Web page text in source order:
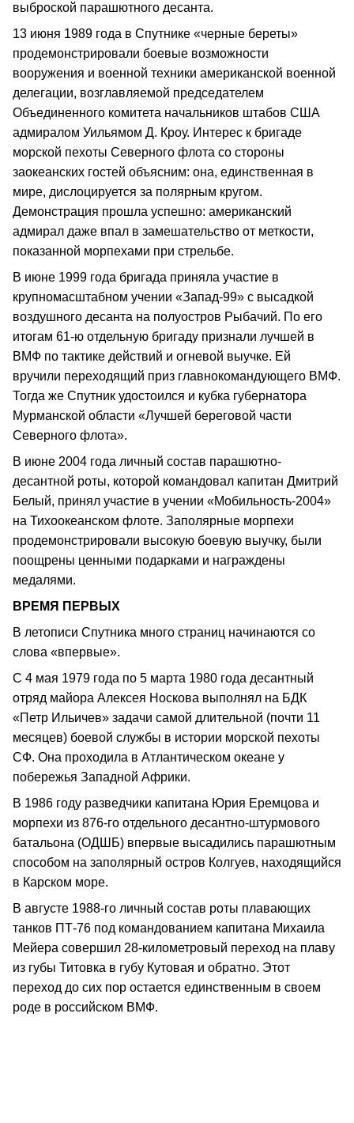
выброской парашютного десанта.
13 июня 1989 года в Спутнике «черные береты»
продемонстрировали боевые возможности
вооружения и военной техники американской военной
делегации, возглавляемой председателем
Объединенного комитета начальников штабов США
адмиралом Уильямом Д. Кроу. Интерес к бригаде
морской пехоты Северного флота со стороны
заокеанских гостей объясним: она, единственная в
мире, дислоцируется за полярным кругом.
Демонстрация прошла успешно: американский
адмирал даже впал в замешательство от меткости,
показанной морпехами при стрельбе.
В июне 1999 года бригада приняла участие в
крупномасштабном учении «Запад-99» с высадкой
воздушного десанта на полуостров Рыбачий. По его
итогам 61-ю отдельную бригаду признали лучшей в
ВМФ по тактике действий и огневой выучке. Ей
вручили переходящий приз главнокомандующего ВМФ.
Тогда же Спутник удостоился и кубка губернатора
Мурманской области «Лучшей береговой части
Северного флота».
В июне 2004 года личный состав парашютно-
десантной роты, которой командовал капитан Дмитрий
Белый, принял участие в учении «Мобильность-2004»
на Тихоокеанском флоте. Заполярные морпехи
продемонстрировали высокую боевую выучку, были
поощрены ценными подарками и награждены
медалями.
ВРЕМЯ ПЕРВЫХ
В летописи Спутника много страниц начинаются со
слова «впервые».
С 4 мая 1979 года по 5 марта 1980 года десантный
отряд майора Алексея Носкова выполнял на БДК
«Петр Ильичев» задачи самой длительной (почти 11
месяцев) боевой службы в истории морской пехоты
СФ. Она проходила в Атлантическом океане у
побережья Западной Африки.
В 1986 году разведчики капитана Юрия Еремцова и
морпехи из 876-го отдельного десантно-штурмового
батальона (ОДШБ) впервые высадились парашютным
способом на заполярный остров Колгуев, находящийся
в Карском море.
В августе 1988-го личный состав роты плавающих
танков ПТ-76 под командованием капитана Михаила
Мейера совершил 28-километровый переход на плаву
из губы Титовка в губу Кутовая и обратно. Этот
переход до сих пор остается единственным в своем
роде в российском ВМФ.